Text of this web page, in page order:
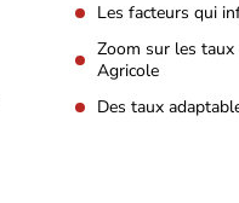
Les facteurs qui
Zoom sur les taux
Agricole
Des taux